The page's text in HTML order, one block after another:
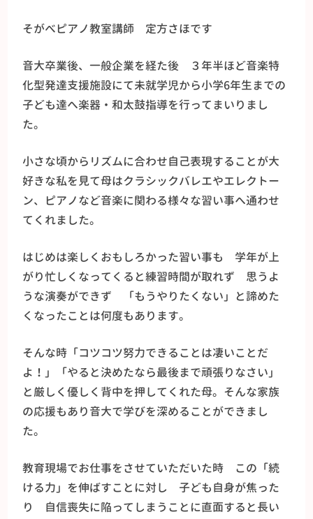
そがべピアノ教室講師 定方さほです
音大卒業後、一般企業を経た後 ３年半ほど音楽特
化型発達支援施設にて未就学児から小学6年生までの
子ども達へ楽器・和太鼓指導を行ってまいりまし
た。
小さな頃からリズムに合わせ自己表現することが大
好きな私を見て母はクラシックバレエやエレクトー
ン、ピアノなど音楽に関わる様々な習い事へ通わせ
てくれました。
はじめは楽しくおもしろかった習い事も 学年が上
がり忙しくなってくると練習時間が取れず 思うよ
うな演奏ができず 「もうやりたくない」と諦めた
くなったことは何度もあります。
そんな時「コツコツ努力できることは凄いことだ
よ！」「やると決めたなら最後まで頑張りなさい」
と厳しく優しく背中を押してくれた母。そんな家族
の応援もあり音大で学びを深めることができまし
た。
教育現場でお仕事をさせていただいた時 この「続
ける力」を伸ばすことに対し 子ども自身が焦った
り 自信喪失に陥ってしまうことに直面すると長い